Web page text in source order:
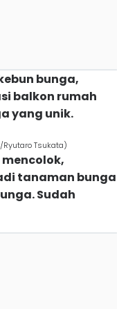
bunga,
balkon rumah
yang unik.
Tsukata)
tanaman bunga
Sudah